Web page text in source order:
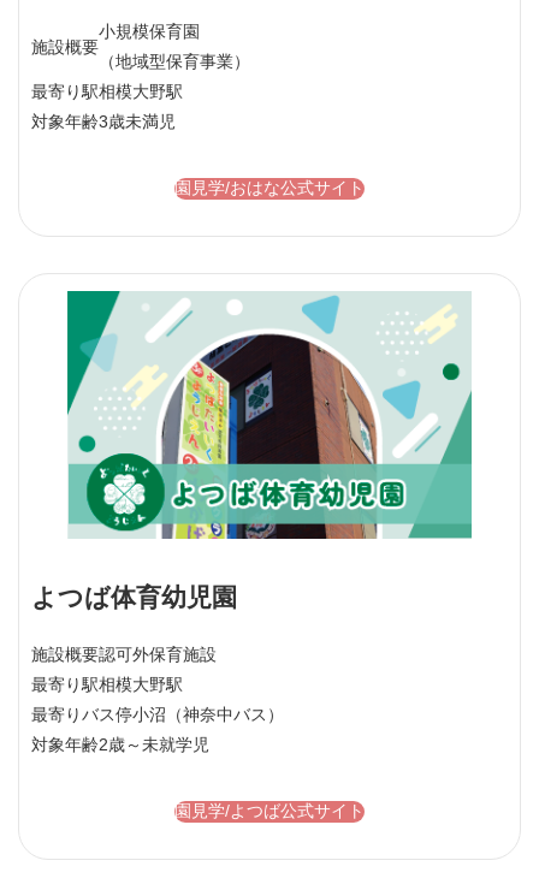
施設概要
小規模保育園
（地域型保育事業）
最寄り駅相模大野駅
対象年齢3歳未満児
園見学/おはな公式サイト
よつば体育幼児園
施設概要認可外保育施設
最寄り駅相模大野駅
最寄りバス停小沼（神奈中バス）
対象年齢2歳～未就学児
園見学/よつば公式サイト